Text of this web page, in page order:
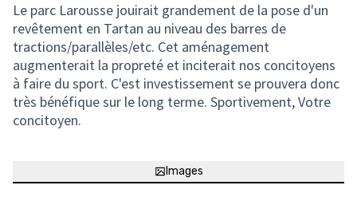
Le parc Larousse jouirait grandement de la pose d'un
revêtement en Tartan au niveau des barres de
tractions/parallèles/etc. Cet aménagement
augmenterait la propreté et inciterait nos concitoyens
à faire du sport. C'est investissement se prouvera donc
très bénéfique sur le long terme. Sportivement, Votre
concitoyen.
Images